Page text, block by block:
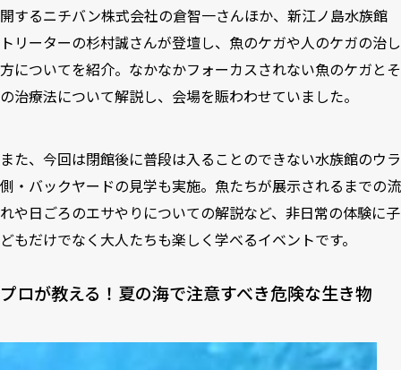
開するニチバン株式会社の倉智一さんほか、新江ノ島水族館
トリーターの杉村誠さんが登壇し、魚のケガや人のケガの治し
方についてを紹介。なかなかフォーカスされない魚のケガとそ
の治療法について解説し、会場を賑わわせていました。
また、今回は閉館後に普段は入ることのできない水族館のウラ
側・バックヤードの見学も実施。魚たちが展示されるまでの流
れや日ごろのエサやりについての解説など、非日常の体験に子
どもだけでなく大人たちも楽しく学べるイベントです。
プロが教える！夏の海で注意すべき危険な生き物